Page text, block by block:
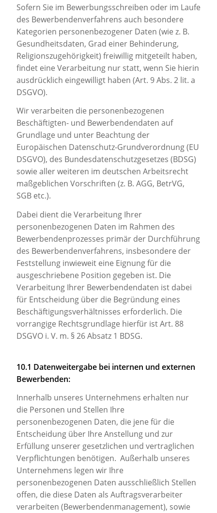
Sofern Sie im Bewerbungsschreiben oder im Laufe
des Bewerbendenverfahrens auch besondere
Kategorien personenbezogener Daten (wie z. B.
Gesundheitsdaten, Grad einer Behinderung,
Religionszugehörigkeit) freiwillig mitgeteilt haben,
findet eine Verarbeitung nur statt, wenn Sie hierin
ausdrücklich eingewilligt haben (Art. 9 Abs. 2 lit. a
DSGVO).
Wir verarbeiten die personenbezogenen
Beschäftigten- und Bewerbendendaten auf
Grundlage und unter Beachtung der
Europäischen Datenschutz-Grundverordnung (EU
DSGVO), des Bundesdatenschutzgesetzes (BDSG)
sowie aller weiteren im deutschen Arbeitsrecht
maßgeblichen Vorschriften (z. B. AGG, BetrVG,
SGB etc.).
Dabei dient die Verarbeitung Ihrer
personenbezogenen Daten im Rahmen des
Bewerbendenprozesses primär der Durchführung
des Bewerbendenverfahrens, insbesondere der
Feststellung inwieweit eine Eignung für die
ausgeschriebene Position gegeben ist. Die
Verarbeitung Ihrer Bewerbendendaten ist dabei
für Entscheidung über die Begründung eines
Beschäftigungsverhältnisses erforderlich. Die
vorrangige Rechtsgrundlage hierfür ist Art. 88
DSGVO i. V. m. § 26 Absatz 1 BDSG.
10.1 Datenweitergabe bei internen und externen
Bewerbenden:
Innerhalb unseres Unternehmens erhalten nur
die Personen und Stellen Ihre
personenbezogenen Daten, die jene für die
Entscheidung über Ihre Anstellung und zur
Erfüllung unserer gesetzlichen und vertraglichen
Verpflichtungen benötigen. Außerhalb unseres
Unternehmens legen wir Ihre
personenbezogenen Daten ausschließlich Stellen
offen, die diese Daten als Auftragsverarbeiter
verarbeiten (Bewerbendenmanagement), sowie